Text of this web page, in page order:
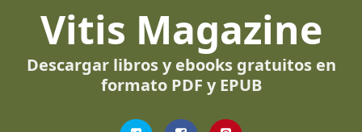
Vitis Magazine
Descargar libros y ebooks gratuitos en
formato PDF y EPUB